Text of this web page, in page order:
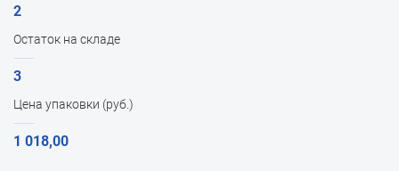
2
Остаток на складе
3
Цена упаковки (руб.)
1 018,00